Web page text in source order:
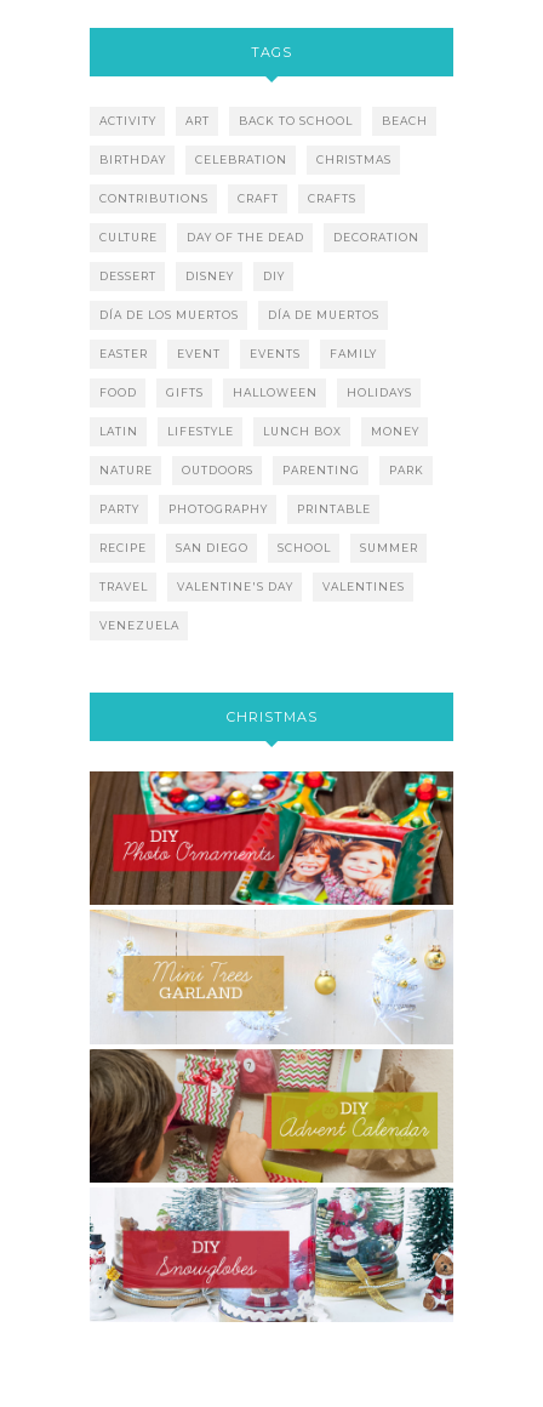
TAGS
ACTIVITY ART BACK TO SCHOOL BEACH
BIRTHDAY CELEBRATION CHRISTMAS
CONTRIBUTIONS CRAFT CRAFTS
CULTURE DAY OF THE DEAD DECORATION
DESSERT DISNEY DIY
DÍA DE LOS MUERTOS DÍA DE MUERTOS
EASTER EVENT EVENTS FAMILY
FOOD GIFTS HALLOWEEN HOLIDAYS
LATIN LIFESTYLE LUNCH BOX MONEY
NATURE OUTDOORS PARENTING PARK
PARTY PHOTOGRAPHY PRINTABLE
RECIPE SAN DIEGO SCHOOL SUMMER
TRAVEL VALENTINE'S DAY VALENTINES
VENEZUELA
CHRISTMAS